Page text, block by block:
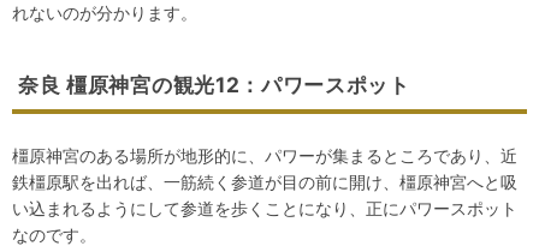
れないのが分かります。
奈良 橿原神宮の観光12：パワースポット
橿原神宮のある場所が地形的に、パワーが集まるところであり、近
鉄橿原駅を出れば、一筋続く参道が目の前に開け、橿原神宮へと吸
い込まれるようにして参道を歩くことになり、正にパワースポット
なのです。